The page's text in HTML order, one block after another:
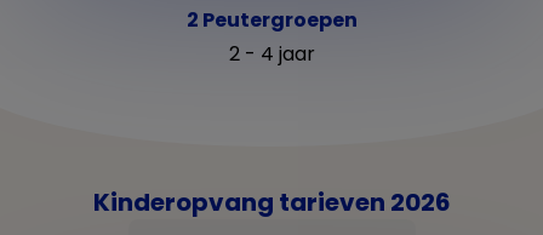
2 Peutergroepen
2 - 4 jaar
Kinderopvang tarieven 2026